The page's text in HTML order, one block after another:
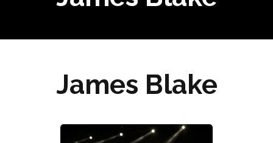
James Blake